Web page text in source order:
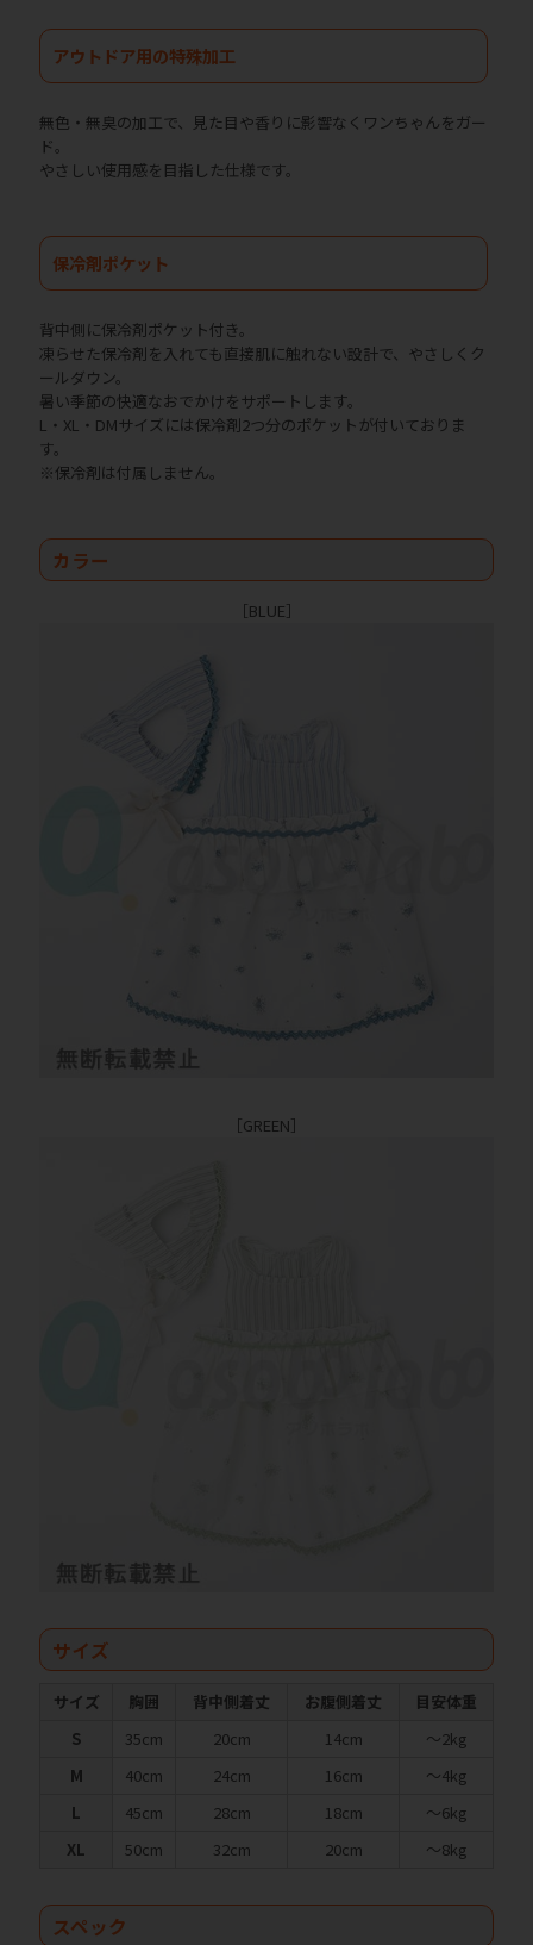
アウトドア用の特殊加工
無色・無臭の加工で、見た目や香りに影響なくワンちゃんをガー
ド。
やさしい使用感を目指した仕様です。
保冷剤ポケット
背中側に保冷剤ポケット付き。
凍らせた保冷剤を入れても直接肌に触れない設計で、やさしくク
ールダウン。
暑い季節の快適なおでかけをサポートします。
L・XL・DMサイズには保冷剤2つ分のポケットが付いておりま
す。
※保冷剤は付属しません。
カラー
［BLUE］
［GREEN］
サイズ
サイズ 胸囲 背中側着丈 お腹側着丈
目安体重
S
35cm 20cm 14cm
～2kg
M
40cm 24cm 16cm
～4kg
L
45cm 28cm 18cm
～6kg
XL
50cm 32cm 20cm ～8kg
スペック